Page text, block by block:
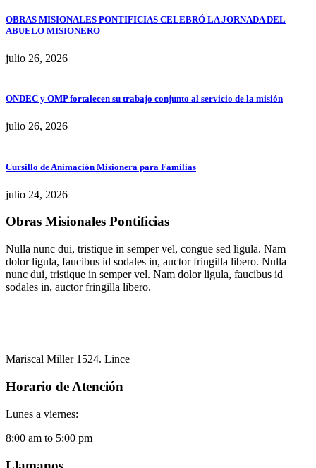
OBRAS MISIONALES PONTIFICIAS CELEBRÓ LA JORNADA DEL
ABUELO MISIONERO
julio 26, 2026
ONDEC y OMP fortalecen su trabajo conjunto al servicio de la misión
julio 26, 2026
Cursillo de Animación Misionera para Familias
julio 24, 2026
Obras Misionales Pontificias
Nulla nunc dui, tristique in semper vel, congue sed ligula. Nam
dolor ligula, faucibus id sodales in, auctor fringilla libero. Nulla
nunc dui, tristique in semper vel. Nam dolor ligula, faucibus id
sodales in, auctor fringilla libero.
Mariscal Miller 1524. Lince
Horario de Atención
Lunes a viernes:
8:00 am to 5:00 pm